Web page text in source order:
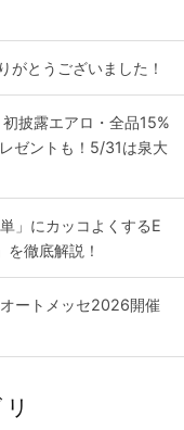
がとうございました！
披露エアロ・全品15%
ゼントも！5/31は泉大
」にカッコよくするE
徹底解説！
ートメッセ2026開催